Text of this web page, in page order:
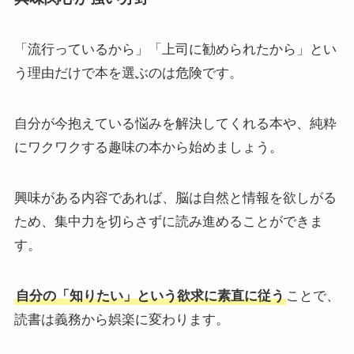
「流行っているから」「上司に勧められたから」とい
う理由だけで本を選ぶのは危険です。
自分が今抱えている悩みを解決してくれる本や、純粋
にワクワクする趣味の本から始めましょう。
興味がある内容であれば、脳は自然と情報を欲しがる
ため、集中力を切らさずに読み進めることができま
す。
自分の「知りたい」という欲求に素直に従うことで、
読書は義務から娯楽に変わります。